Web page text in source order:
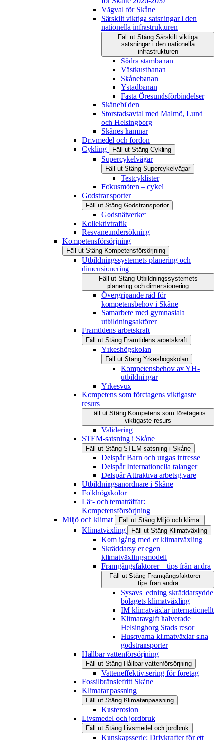
Vägval för Skåne
Särskilt viktiga satsningar i den
nationella infrastrukturen
Fäll ut Stäng Särskilt viktiga
satsningar i den nationella
infrastrukturen
Södra stambanan
Västkustbanan
Skånebanan
Ystadbanan
Fasta Öresundsförbindelser
Skånebilden
Storstadsavtal med Malmö, Lund
och Helsingborg
Skånes hamnar
Drivmedel och fordon
Cykling
Fäll ut Stäng Cykling
Supercykelvägar
Fäll ut Stäng Supercykelvägar
Testcyklister
Fokusmöten – cykel
Godstransporter
Fäll ut Stäng Godstransporter
Godsnätverket
Kollektivtrafik
Resvaneundersökning
Kompetensförsörjning
Fäll ut Stäng Kompetensförsörjning
Utbildningssystemets planering och
dimensionering
Fäll ut Stäng Utbildningssystemets
planering och dimensionering
Övergripande råd för
kompetensbehov i Skåne
Samarbete med gymnasiala
utbildningsaktörer
Framtidens arbetskraft
Fäll ut Stäng Framtidens arbetskraft
Yrkeshögskolan
Fäll ut Stäng Yrkeshögskolan
Kompetensbehov av YH-
utbildningar
Yrkesvux
Kompetens som företagens viktigaste
resurs
Fäll ut Stäng Kompetens som företagens
viktigaste resurs
Validering
STEM-satsning i Skåne
Fäll ut Stäng STEM-satsning i Skåne
Delspår Barn och ungas intresse
Delspår Internationella talanger
Delspår Attraktiva arbetsgivare
Utbildningsanordnare i Skåne
Folkhögskolor
Lär- och tematräffar:
Kompetensförsörjning
Miljö och klimat
Fäll ut Stäng Miljö och klimat
Klimatväxling Fäll ut Stäng Klimatväxling
Kom igång med er klimatväxling
Skräddarsy er egen
klimatväxlingsmodell
Framgångsfaktorer – tips från andra
Fäll ut Stäng Framgångsfaktorer –
tips från andra
Sysavs ledning skräddarsydde
bolagets klimatväxling
IM klimatväxlar internationellt
Klimatavgift halverade
Helsingborg Stads resor
Husqvarna klimatväxlar sina
godstransporter
Hållbar vattenförsörjning
Fäll ut Stäng Hållbar vattenförsörjning
Vatteneffektivisering för företag
Fossilbränslefritt Skåne
Klimatanpassning
Fäll ut Stäng Klimatanpassning
Kusterosion
Livsmedel och jordbruk
Fäll ut Stäng Livsmedel och jordbruk
Kunskapsserie: Drivkrafter för ett